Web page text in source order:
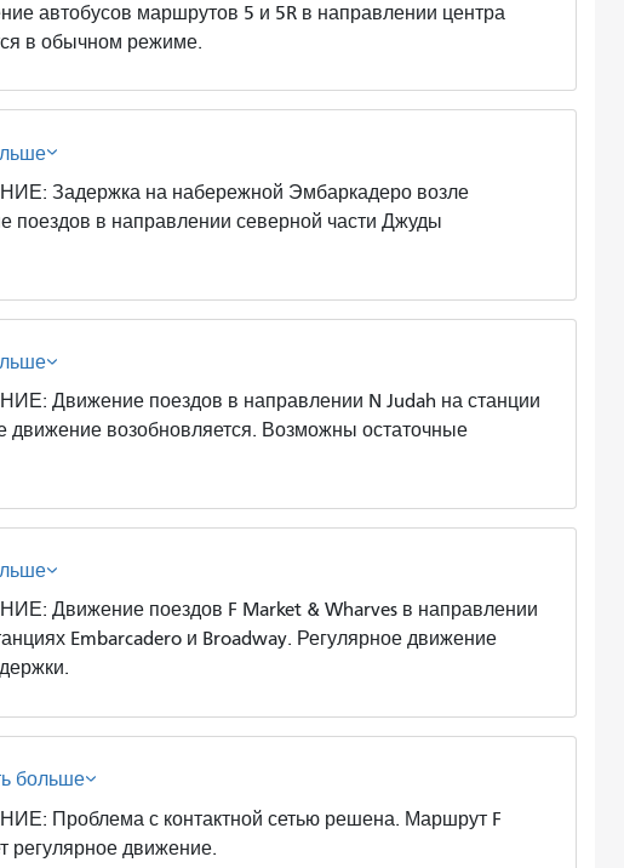
автобусов маршрутов 5 и 5R в направлении центра
в обычном режиме.
Задержка на набережной Эмбаркадеро возле
поездов в направлении северной части Джуды
поездов в направлении N Judah на станции
движение возобновляется. Возможны остаточные
поездов F Market & Wharves в направлении
Embarcadero и Broadway. Регулярное движение
больше
Проблема с контактной сетью решена. Маршрут F
регулярное движение.